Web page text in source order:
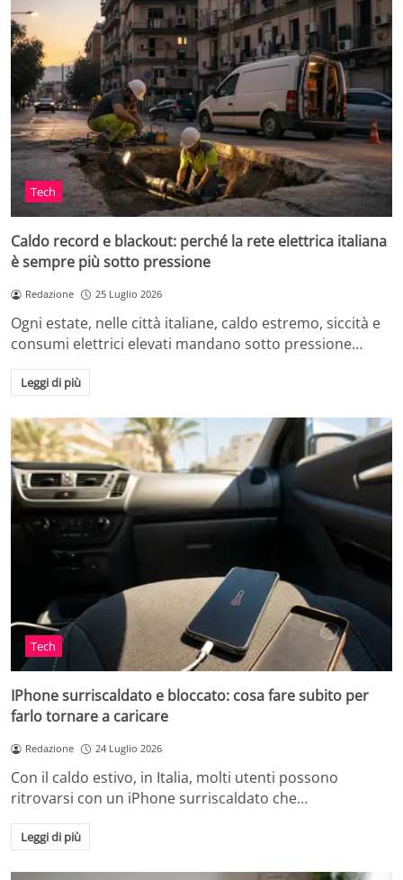
Tech
Caldo record e blackout: perché la rete elettrica italiana
è sempre più sotto pressione
Redazione 25 Luglio 2026
Ogni estate, nelle città italiane, caldo estremo, siccità e
consumi elettrici elevati mandano sotto pressione…
Leggi di più
Tech
IPhone surriscaldato e bloccato: cosa fare subito per
farlo tornare a caricare
Redazione 24 Luglio 2026
Con il caldo estivo, in Italia, molti utenti possono
ritrovarsi con un iPhone surriscaldato che…
Leggi di più